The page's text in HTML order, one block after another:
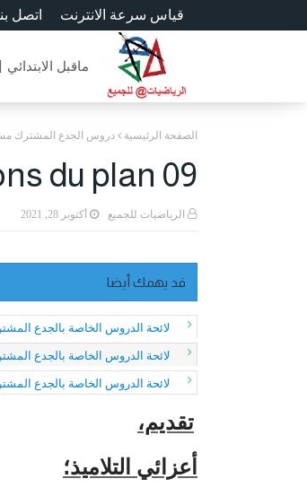
اتصل قياس سرعة الانترنت
ماقبل الابتدائي
الصفحة الرئيسية دروس الجدع المشترك
du plan 09
الرياضيات للجميع أكتوبر 28, 2021
قد يهمك أيضا
لائحة الدروس الخاصة بالجدع
لائحة الدروس الخاصة بالجدع
لائحة الدروس الخاصة بالجدع
تقديم،
أعزائي التلاميذ؛